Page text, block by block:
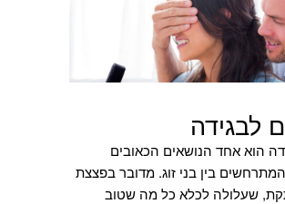
לבגידה
הוא אחד הנושאים הכאובים
בין בני זוג. מדובר בפצצת
שעלולה לכלא כל מה שטוב